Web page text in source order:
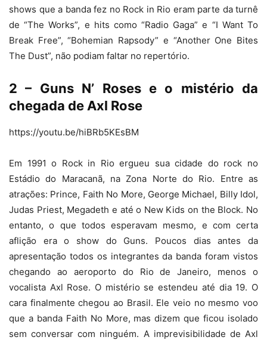
shows que a banda fez no Rock in Rio eram parte da turnê
de “The Works”, e hits como “Radio Gaga” e “I Want To
Break Free”, “Bohemian Rapsody” e “Another One Bites
The Dust”, não podiam faltar no repertório.
2 – Guns N’ Roses e o mistério da
chegada de Axl Rose
https://youtu.be/hiBRb5KEsBM
Em 1991 o Rock in Rio ergueu sua cidade do rock no
Estádio do Maracanã, na Zona Norte do Rio. Entre as
atrações: Prince, Faith No More, George Michael, Billy Idol,
Judas Priest, Megadeth e até o New Kids on the Block. No
entanto, o que todos esperavam mesmo, e com certa
aflição era o show do Guns. Poucos dias antes da
apresentação todos os integrantes da banda foram vistos
chegando ao aeroporto do Rio de Janeiro, menos o
vocalista Axl Rose. O mistério se estendeu até dia 19. O
cara finalmente chegou ao Brasil. Ele veio no mesmo voo
que a banda Faith No More, mas dizem que ficou isolado
sem conversar com ninguém. A imprevisibilidade de Axl